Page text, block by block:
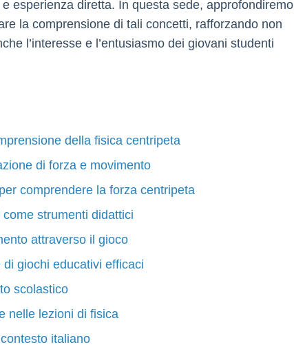
esperienza diretta. In questa sede, approfondiremo
la comprensione di tali concetti, rafforzando non
l’interesse e l’entusiasmo dei giovani studenti
della fisica centripeta
di forza e movimento
comprendere la forza centripeta
strumenti didattici
attraverso il gioco
giochi educativi efficaci
scolastico
nelle lezioni di fisica
italiano